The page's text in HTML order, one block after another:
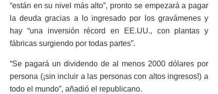
“están en su nivel más alto”, pronto se empezará a pagar
la deuda gracias a lo ingresado por los gravámenes y
hay “una inversión récord en EE.UU., con plantas y
fábricas surgiendo por todas partes”.
“Se pagará un dividendo de al menos 2000 dólares por
persona (¡sin incluir a las personas con altos ingresos!) a
todo el mundo”, añadió el republicano.